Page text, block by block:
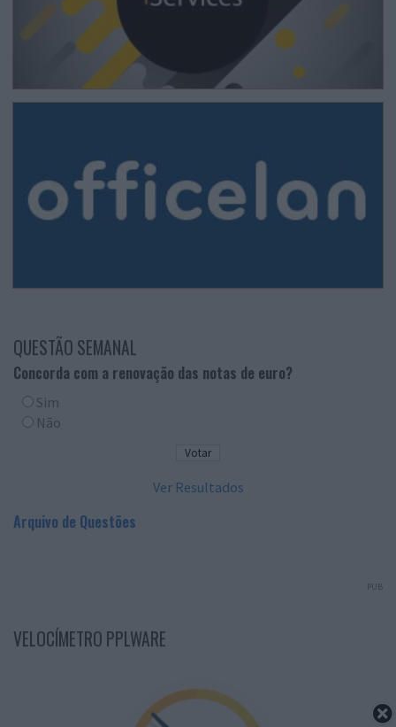
QUESTÃO SEMANAL
Concorda com a renovação das notas de euro?
Sim
Não
Ver Resultados
Arquivo de Questões
PUB
VELOCÍMETRO PPLWARE